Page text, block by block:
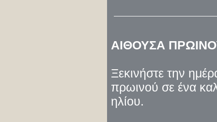
ΑΙΘΟΥΣΑ
Ξεκινήστε την
πρωινού σε ένα
ηλίου.